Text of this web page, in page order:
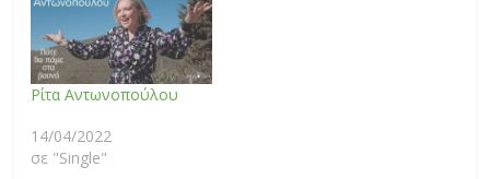
Ρίτα Αντωνοπούλου
14/04/2022
σε "Single"